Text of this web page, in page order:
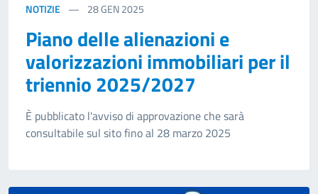
NOTIZIE 28GEN 2025
Piano delle alienazioni e
valorizzazioni immobiliari per il
triennio 2025/2027
È pubblicato l'avviso di approvazione che sarà
consultabile sul sito fino al 28 marzo 2025